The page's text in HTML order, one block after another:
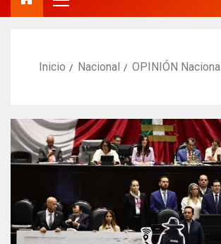
Inicio Nacional OPINIÓN Nacional